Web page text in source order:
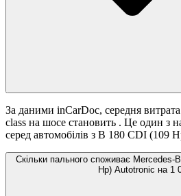
За даними inCarDoc, середня
class на шосе становить . Це один з
серед автомобілів з B 180 CDI (109
Скільки пального споживає
Hp) Autotronic на 1